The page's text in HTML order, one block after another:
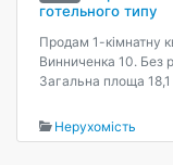
готельного типу
Продам 1-кімнатну
Винниченка 10. Без
Загальна площа
Нерухомість